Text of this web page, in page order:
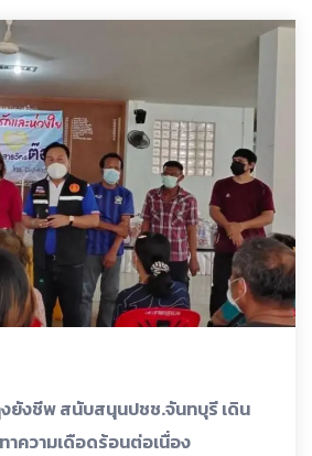
ยังชีพ สนับสนุนปชช.จันทบุรี เดิน
าความเดือดร้อนต่อเนื่อง